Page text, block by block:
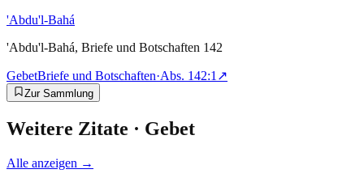
'Abdu'l-Bahá
'Abdu'l-Bahá, Briefe und Botschaften 142
GebetBriefe und Botschaften·Abs. 142:1 ↗
Zur Sammlung
Weitere Zitate · Gebet
Alle anzeigen →